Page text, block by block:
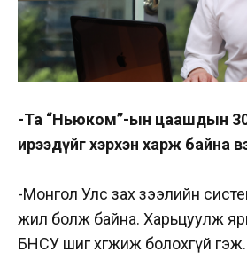
-Та “Ньюком”-ын цаашдын
ирээдүйг хэрхэн харж байна
-Монгол Улс зах зээлийн
жил болж байна. Харьцуулж
БНСУ шиг хөгжиж болохгүй